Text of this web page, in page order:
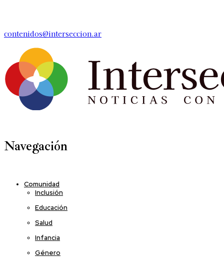
contenidos@interseccion.ar
Navegación
Comunidad
Inclusión
Educación
Salud
Infancia
Género